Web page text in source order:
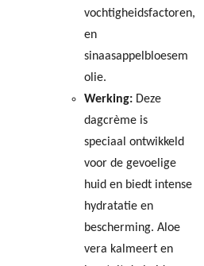
vochtigheidsfactoren,
en
sinaasappelbloesem
olie.
Werking: Deze
dagcrème is
speciaal ontwikkeld
voor de gevoelige
huid en biedt intense
hydratatie en
bescherming. Aloe
vera kalmeert en